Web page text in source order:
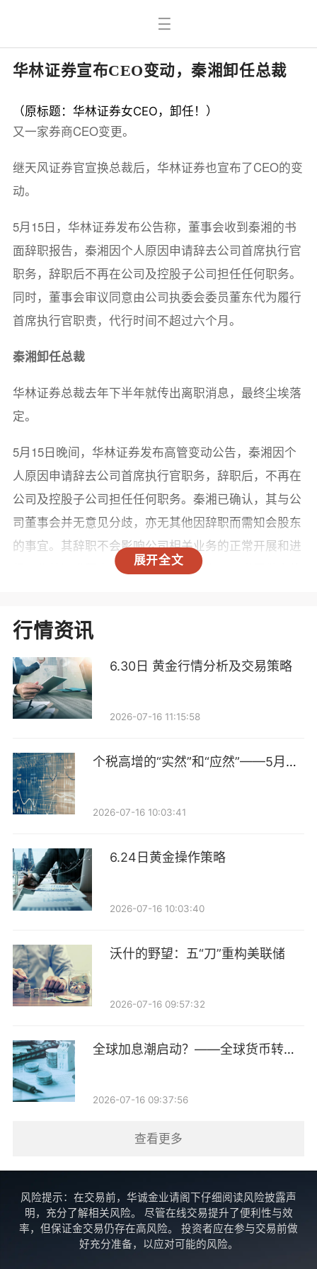
华林证券宣布CEO变动，秦湘卸任总裁
展开全文
（原标题：华林证券女CEO，卸任！）
又一家券商CEO变更。
继天风证券官宣换总裁后，华林证券也宣布了CEO的变
动。
5月15日，华林证券发布公告称，董事会收到秦湘的书
面辞职报告，秦湘因个人原因申请辞去公司首席执行官
职务，辞职后不再在公司及控股子公司担任任何职务。
同时，董事会审议同意由公司执委会委员董东代为履行
首席执行官职责，代行时间不超过六个月。
秦湘卸任总裁
华林证券总裁去年下半年就传出离职消息，最终尘埃落
定。
5月15日晚间，华林证券发布高管变动公告，秦湘因个
人原因申请辞去公司首席执行官职务，辞职后，不再在
公司及控股子公司担任任何职务。秦湘已确认，其与公
司董事会并无意见分歧，亦无其他因辞职而需知会股东
的事宜。其辞职不会影响公司相关业务的正常开展和进
行。华林证券董事会对秦湘在任期间为公司发展做出的
履历显示，秦湘现年53岁，拥有超过20年的券业从业经
工程师，随后入行担任招商证券信息技术中心系统开发
工程师。她是证券业托管外包业务的早期创始人之一，
曾担任招商证券托管部首任总经理，后期还执掌过招商
“多面手”。
2024年4月，秦湘加盟华林证券，在上任时，华林证券
科技驱动的先进管理经验，纵深推进华林证券在科技金
融领域的战略布局与业务创新。
在华林证券履职期间，赶上资本市场活跃期，秦湘交出
度，华林证券净利润同比剧增1014%至3.53亿元。2025
年全年，该公司净利润再度同比增长43.35%至5.06亿
元。
据业内人士透露，秦湘的下一站或将从事私募行业，而
接替她代行总裁职务的是今年4月才入职华林证券的董
东。
职华林证券，此前曾在大鹏证券、广发证券任职，在经
纪业务、财富管理及投资银行等领域均有积累。如果董
东最终正式接任，这将是华林证券自2021年高调宣布互
联网转型以来迎来的第5位CEO。
一季度净利下滑
行情资讯
6.30日 黄金行情分析及交易策略
2026-07-16 11:15:58
个税高增的“实然”和“应然”——5月财
2026-07-16 10:03:41
6.24日黄金操作策略
2026-07-16 10:03:40
沃什的野望：五“刀”重构美联储
2026-07-16 09:57:32
全球加息潮启动？——全球货币转向
2026-07-16 09:37:56
查看更多
风险提示：在交易前，华诚金业请阁下仔细阅读风险披露声
明，充分了解相关风险。 尽管在线交易提升了便利性与效
率，但保证金交易仍存在高风险。 投资者应在参与交易前做
好充分准备，以应对可能的风险。